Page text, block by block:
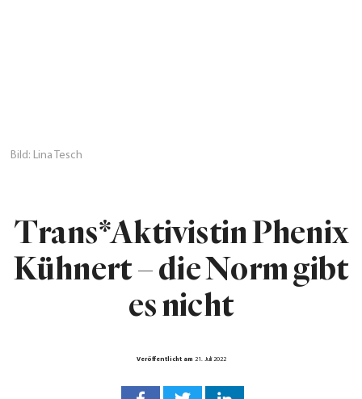
Bild: Lina Tesch
Trans*Aktivistin Phenix
Kühnert – die Norm gibt
es nicht
Veröffentlicht am 21. Juli 2022